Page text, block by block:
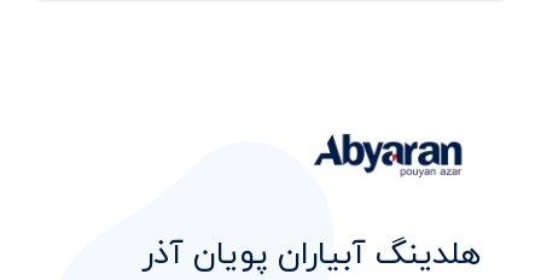
هلدینگ آبیاران پویان آذر